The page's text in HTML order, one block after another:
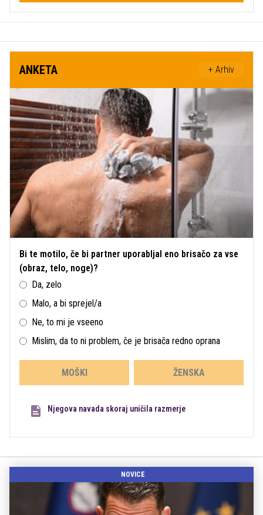
ANKETA + Arhiv
Bi te motilo, če bi partner uporabljal eno brisačo za vse
(obraz, telo, noge)?
Da, zelo
Malo, a bi sprejel/a
Ne, to mi je vseeno
Mislim, da to ni problem, če je brisača redno oprana
MOŠKI ŽENSKA
Njegova navada skoraj uničila razmerje
NOVICE